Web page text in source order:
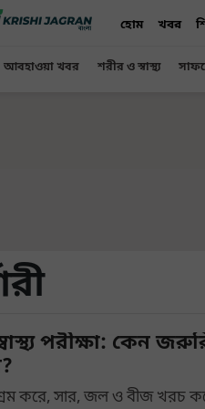
হোম খবর
আবহাওয়া খবর শরীর ও স্বাস্থ্য
পরীক্ষা: কেন
করে, সার, জল ও বীজ খরচ